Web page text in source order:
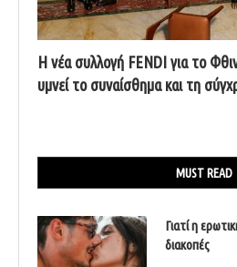
Η νέα συλλογή FENDI για το
υμνεί το συναίσθημα και τη
MUST READ
Γιατί η
διακοπές